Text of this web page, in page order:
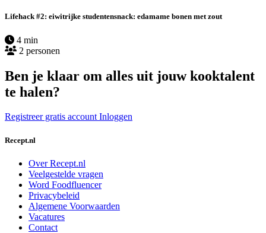
Lifehack #2: eiwitrijke studentensnack: edamame bonen met zout
4 min
2 personen
Ben je klaar om alles uit jouw kooktalent
te halen?
Registreer gratis accountInloggen
Recept.nl
Over Recept.nl
Veelgestelde vragen
Word Foodfluencer
Privacybeleid
Algemene Voorwaarden
Vacatures
Contact